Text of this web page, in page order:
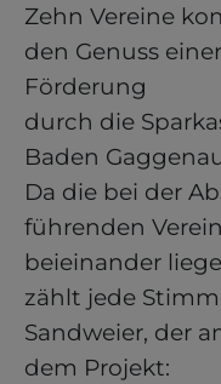
Zehn Vereine
den Genuss
Förderung
durch die
Baden
Da die bei der
führenden
beieinander
zählt jede
Sandweier, der
dem Projekt: